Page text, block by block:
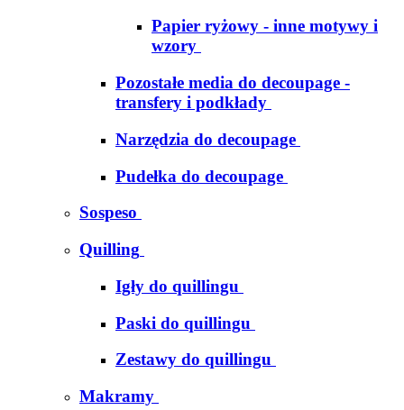
Papier ryżowy - inne motywy i
wzory
Pozostałe media do decoupage -
transfery i podkłady
Narzędzia do decoupage
Pudełka do decoupage
Sospeso
Quilling
Igły do quillingu
Paski do quillingu
Zestawy do quillingu
Makramy